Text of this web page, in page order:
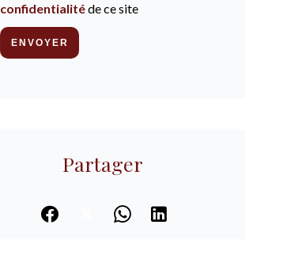
confidentialitéde ce site
ENVOYER
Partager